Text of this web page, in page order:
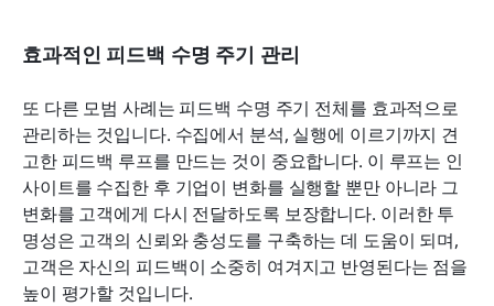
효과적인 피드백 수명 주기 관리
또 다른 모범 사례는 피드백 수명 주기 전체를 효과적으로
관리하는 것입니다. 수집에서 분석, 실행에 이르기까지 견
고한 피드백 루프를 만드는 것이 중요합니다. 이 루프는 인
사이트를 수집한 후 기업이 변화를 실행할 뿐만 아니라 그
변화를 고객에게 다시 전달하도록 보장합니다. 이러한 투
명성은 고객의 신뢰와 충성도를 구축하는 데 도움이 되며,
고객은 자신의 피드백이 소중히 여겨지고 반영된다는 점을
높이 평가할 것입니다.